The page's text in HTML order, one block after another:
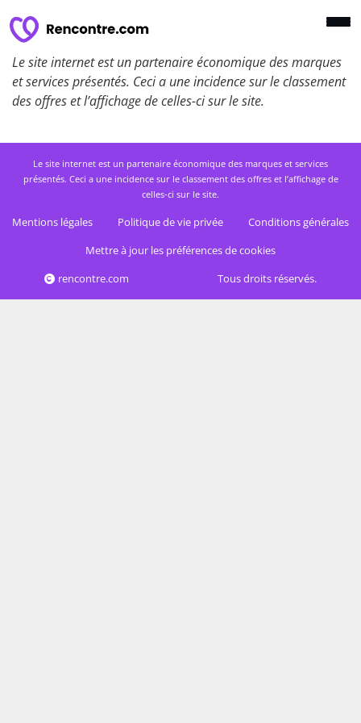
Le site internet est un partenaire économique des marques
et services présentés. Ceci a une incidence sur le classement
des offres et l’affichage de celles-ci sur le site.
Le site internet est un partenaire économique des marques et services
présentés. Ceci a une incidence sur le classement des offres et l’affichage de
celles-ci sur le site.
Mentions légales Politique de vie privée
Conditions générales
Mettre à jour les préférences de cookies
rencontre.com
Tous droits réservés.